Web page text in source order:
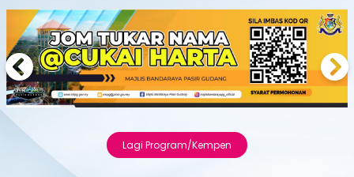
Next
Lagi Program/Kempen